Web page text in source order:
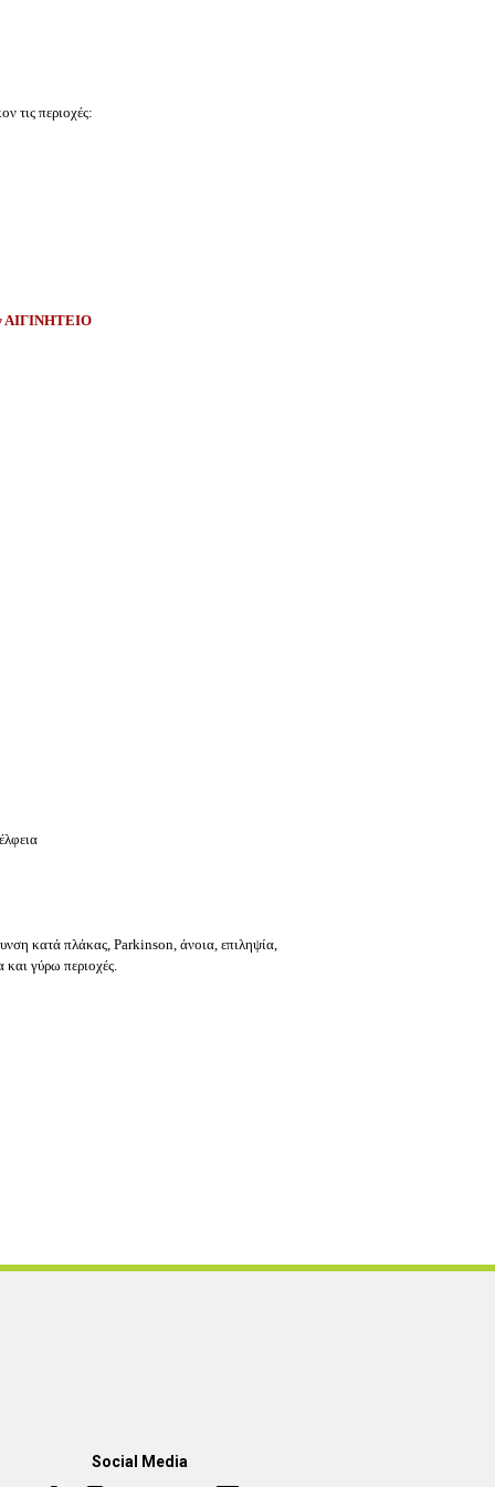
τις περιοχές:
ΑΙΓΙΝΗΤΕΙΟ
κατά πλάκας, Parkinson, άνοια, επιληψία,
γύρω περιοχές.
Social Media